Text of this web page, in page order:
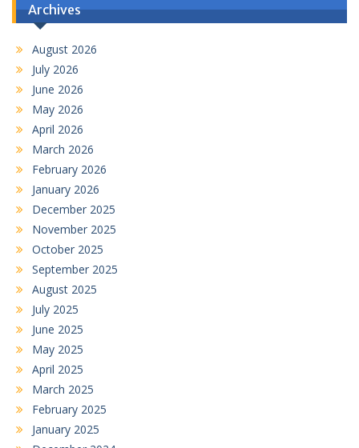
Archives
August 2026
July 2026
June 2026
May 2026
April 2026
March 2026
February 2026
January 2026
December 2025
November 2025
October 2025
September 2025
August 2025
July 2025
June 2025
May 2025
April 2025
March 2025
February 2025
January 2025